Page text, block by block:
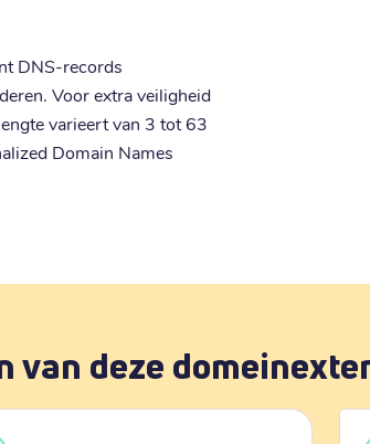
DNS-records
Voor extra veiligheid
varieert van 3 tot 63
Domain Names
van deze